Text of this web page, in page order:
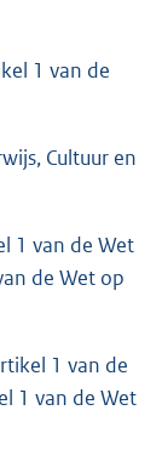
1 van de
Cultuur en
1 van de Wet
de Wet op
1 van de
1 van de Wet